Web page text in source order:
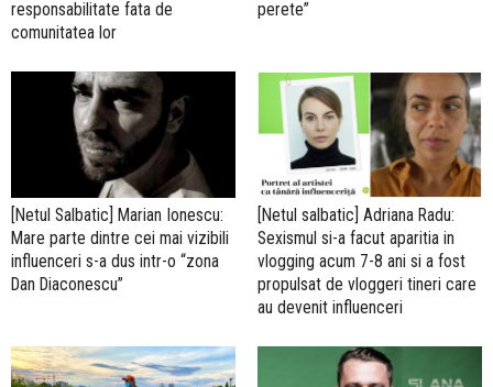
responsabilitate fata de
comunitatea lor
perete”
[Netul Salbatic] Marian Ionescu:
Mare parte dintre cei mai vizibili
influenceri s-a dus intr-o “zona
Dan Diaconescu”
[Netul salbatic] Adriana Radu:
Sexismul si-a facut aparitia in
vlogging acum 7-8 ani si a fost
propulsat de vloggeri tineri care
au devenit influenceri